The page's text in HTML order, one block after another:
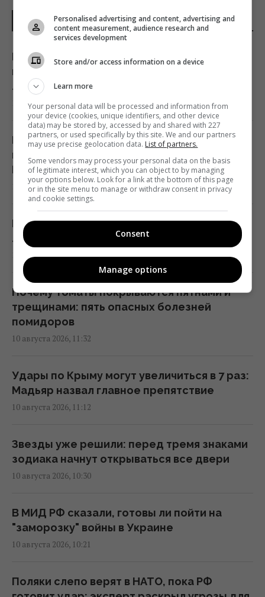
В Риме от жары укрываются под землей, -
The Independent (фото)
12:07 понедельник, 10 августа 2026
Во время зарядки электромобиля дома
теряется до четверти электроэнергии
12:05 понедельник, 10 августа 2026
Украинцев ждет передышка от жары:
прогноз на неделю
12:00 понедельник, 10 августа 2026
5 самых неприхотливых комнатных
растений: красивые и не требуют ухода
12:00 понедельник, 10 августа 2026
"Меня зашили, кости целы": популярная
украинская блогерша попала в аварию
11:45 понедельник, 10 августа 2026
для сердца
11:38 понедельник, 10 августа 2026
необычной причине
11:33 понедельник, 10 августа 2026
нашли более выносливую замену
11:30 понедельник, 10 августа 2026
11:30 понедельник, 10 августа 2026
ПОСЛЕДНИЕ НОВОСТИ
Как убрать пыль с растений: простой трюк,
который заменит нудное протирание
листьев
10 августа 2026, 12:24
В аэропорту Лейпцига дрон со
взрывчаткой атаковал украинский Ан-124 -
Die Zeit
10 августа 2026, 11:49
Китайский гороскоп на 11 августа: Змея
ловит момент, а Крысе лучше не спешить
10 августа 2026, 11:48
Почему томаты покрываются пятнами и
трещинами: пять опасных болезней
помидоров
10 августа 2026, 11:32
Удары по Крыму могут увеличиться в 7 раз:
Мадьяр назвал главное препятствие
10 августа 2026, 11:12
Звезды уже решили: перед тремя знаками
зодиака начнут открываться все двери
10 августа 2026, 10:30
В МИД РФ сказали, готовы ли пойти на
"заморозку" войны в Украине
10 августа 2026, 10:21
Поляки слепо верят в НАТО, пока РФ
Personalised advertising and content, advertising and
content measurement, audience research and
services development
Store and/or access information on a device
Learn more
Your personal data will be processed and information from
your device (cookies, unique identifiers, and other device
data) may be stored by, accessed by and shared with 227
partners, or used specifically by this site. We and our partners
may use precise geolocation data. List of partners.
Some vendors may process your personal data on the basis
of legitimate interest, which you can object to by managing
your options below. Look for a link at the bottom of this page
or in the site menu to manage or withdraw consent in privacy
and cookie settings.
Consent
Manage options